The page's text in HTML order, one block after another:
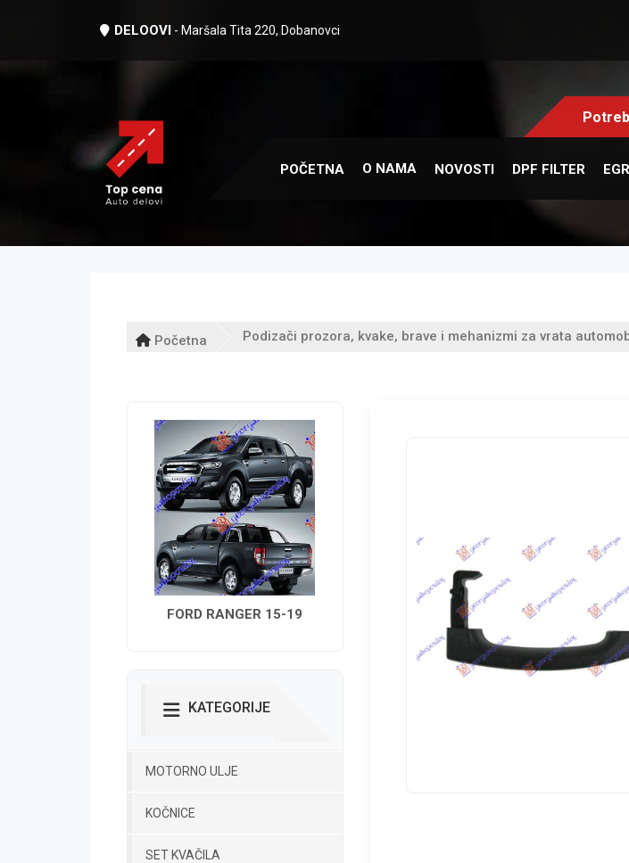
DELOOVI - Maršala Tita 220, Dobanovci
POČETNA O NAMA NOVOSTI DPF FILTER
Početna Podizači prozora, kvake, brave i mehanizmi za vrata
FORD RANGER 15-19
KATEGORIJE
MOTORNO ULJE
KOČNICE
SET KVAČILA